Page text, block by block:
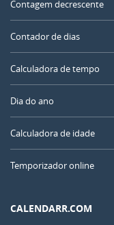
Contagem decrescente
Contador de dias
Calculadora de tempo
Dia do ano
Calculadora de idade
Temporizador online
CALENDARR.COM